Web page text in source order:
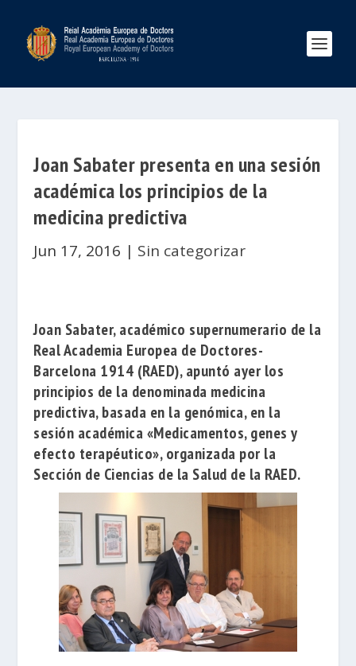
Joan Sabater presenta en una sesión
académica los principios de la
medicina predictiva
Jun 17, 2016 | Sin categorizar
Joan Sabater, académico supernumerario de la
Real Academia Europea de Doctores-
Barcelona 1914 (RAED), apuntó ayer los
principios de la denominada medicina
predictiva, basada en la genómica, en la
sesión académica«Medicamentos, genes y
efecto terapéutico», organizada por la
Sección de Ciencias de la Salud de la RAED.